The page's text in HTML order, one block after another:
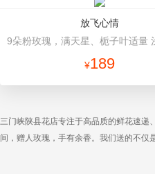
放飞心情
¥189
三门峡陕县花店专注于高品质的鲜花速递
间，赠人玫瑰，手有余香。我们送的不仅